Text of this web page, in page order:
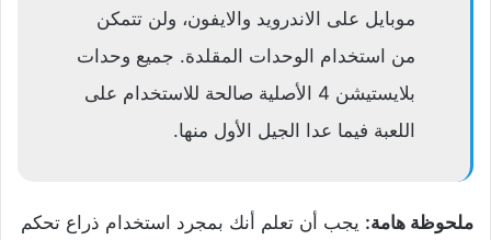
موبايل على الاندرويد والايفون، ولن تتمكن
من استخدام الوحدات المقلدة. جميع وحدات
بلايستيشن 4 الأصلية صالحة للاستخدام على
اللعبة فيما عدا الجيل الأول منها.
ملحوظة هامة: يجب أن تعلم أنك بمجرد استخدام ذراع تحكم